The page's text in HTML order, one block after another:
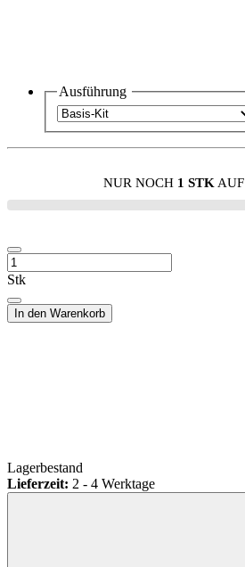
Ausführung
NUR NOCH 1 STK
Stk
In den Warenkorb
Lagerbestand
Lieferzeit: 2 - 4 Werktage